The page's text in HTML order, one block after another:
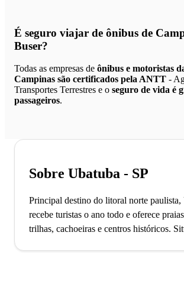
É seguro viajar de ônibus de
Buser?
Todas as empresas de ônibus e motoristas
Campinas são certificados pela ANTT -
Transportes Terrestres e o seguro de vida é
passageiros.
Sobre Ubatuba - SP
Principal destino do litoral norte paulista,
recebe turistas o ano todo e oferece
trilhas, cachoeiras e centros históricos.